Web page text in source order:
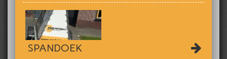
SPANDOEK